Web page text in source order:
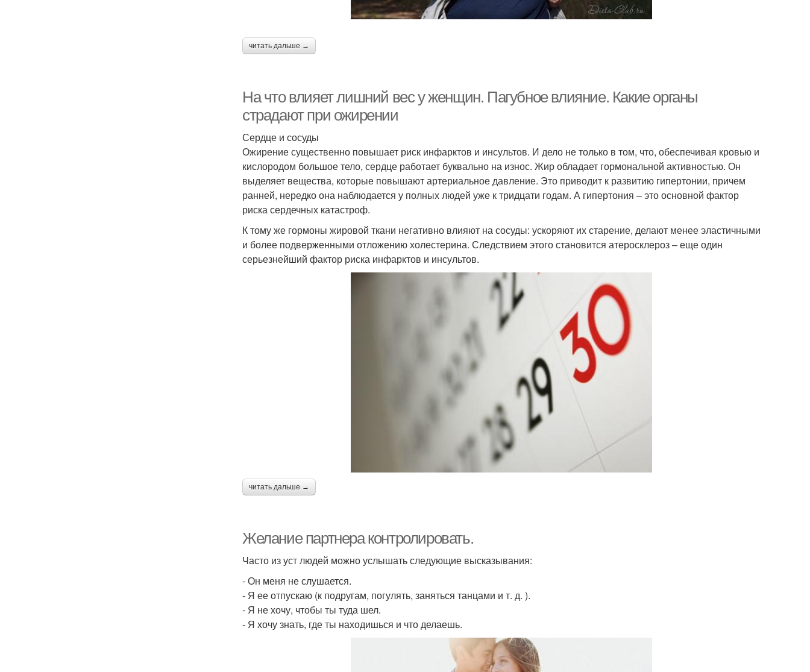
читать дальше →
На что влияет лишний вес у женщин. Пагубное влияние. Какие органы
страдают при ожирении
Сердце и сосуды
Ожирение существенно повышает риск инфарктов и инсультов. И дело не только в том, что, обеспечивая кровью и
кислородом большое тело, сердце работает буквально на износ. Жир обладает гормональной активностью. Он
выделяет вещества, которые повышают артериальное давление. Это приводит к развитию гипертонии, причем
ранней, нередко она наблюдается у полных людей уже к тридцати годам. А гипертония – это основной фактор
риска сердечных катастроф.
К тому же гормоны жировой ткани негативно влияют на сосуды: ускоряют их старение, делают менее эластичными
и более подверженными отложению холестерина. Следствием этого становится атеросклероз – еще один
серьезнейший фактор риска инфарктов и инсультов.
читать дальше →
Желание партнера контролировать.
Часто из уст людей можно услышать следующие высказывания:
- Он меня не слушается.
- Я ее отпускаю (к подругам, погулять, заняться танцами и т. д. ).
- Я не хочу, чтобы ты туда шел.
- Я хочу знать, где ты находишься и что делаешь.